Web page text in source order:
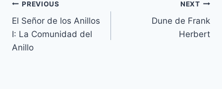
Navegación
de
entradas
PREVIOUS
El Señor de los Anillos
I: La Comunidad del
Anillo
NEXT
Dune de Frank
Herbert